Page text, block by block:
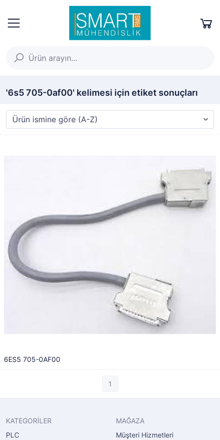
'6s5 705-0af00' kelimesi için etiket sonuçları
6ES5 705-0AF00
1
KATEGORİLER
PLC
MAĞAZA
Müşteri Hizmetleri